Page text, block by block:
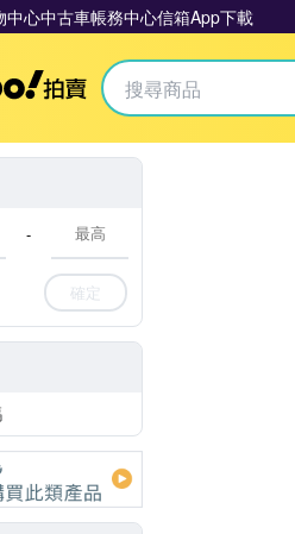
中心中古車帳務中心信箱App下載
Yahoo拍賣
-
確定